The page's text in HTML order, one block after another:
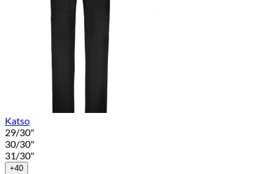
Katso
29/30"
30/30"
31/30"
+40